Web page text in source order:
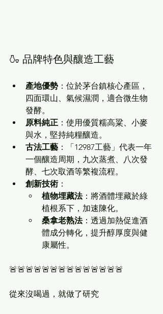
🍶 品牌特色與釀造工藝
產地優勢 ：位於茅台鎮核心產區，
四面環山、氣候濕潤，適合微生物
發酵。
原料純正 ：使用優質糯高粱、小麥
與水，堅持純糧釀造。
古法工藝 ：「12987工藝」代表一年
一個釀造周期，九次蒸煮、八次發
酵、七次取酒等繁複流程。
創新技術：
植物埋藏法：將酒體埋藏於綠
植根系下，加速陳化。
桑拿老熟法：透過加熱促進酒
體成分轉化，提升醇厚度與健
康屬性。
🚨🚨🚨🚨🚨🚨🚨🚨🚨🚨🚨🚨🚨🚨
從來沒喝過，就做了研究